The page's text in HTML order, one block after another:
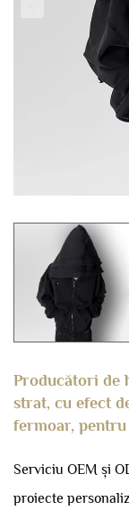
Producători de
strat, cu efect
fermoar,
Serviciu OEM și
proiecte